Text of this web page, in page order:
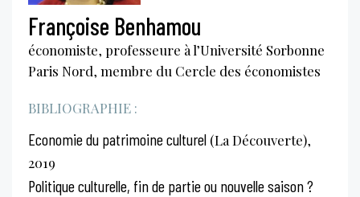
Françoise Benhamou
économiste, professeure à l’Université Sorbonne
Paris Nord, membre du Cercle des économistes
BIBLIOGRAPHIE :
Economie du patrimoine culturel (La Découverte),
2019
Politique culturelle, fin de partie ou nouvelle saison ?